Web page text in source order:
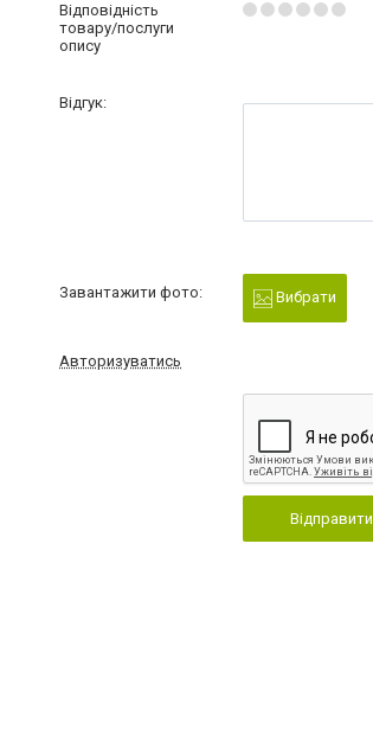
Відповідність
товару/послуги
опису
Відгук:
Завантажити фото: Вибрати
Авторизуватись
Відправити